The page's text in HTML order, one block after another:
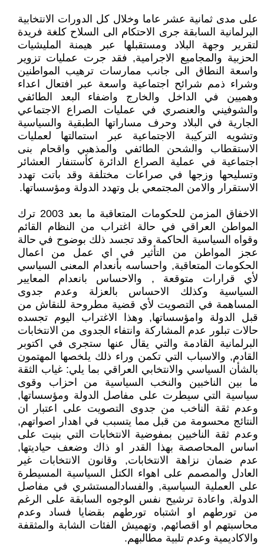
على مدى ثمانية عشر عاما وخلال كل الدورات الانتخابية
البرلمانية السابقة جرى الاحتكام الى السلاح كلغة فريدة
لتقرير وجهة البلاد ومستقبلها عبر هيمنة المليشيات
الحزبية والمجاميع الاجرامية, فقد جرت عمليات تزوير
واسعة النطاق الى جانب ممارسات ترهيب المواطنين
وشراء ذمم شرائح اجتماعية واسعة عبر افتعال اعداء
وهميين في الداخل والخارج واضفاء البعد الطائفي
والشوفيني والعنصري في عمليات الصراع الاجتماعي
الجارية في البلاد وحرف مساراتها الطبقية والسياسية
وتشويه التركيبة الاجتماعية عبر استمالتها لعمليات
الاستقطاب والشحن الطائفي والمذهبي واقحام بنى
اجتماعية في عملية الصراع الدائرة كأستنفار العشائر
وتسليحها وزجها في صراعات مختلفة وقد باتت تهدد
الاستقرار والامن المجتمعي بل وتهدد الدولة ومؤسساتها.
الاخفاق المزمن للحكومات المتعاقبة ما بعد 2003 ترك
المواطن العراقي في حالة اغتراب من النظام القائم
وقواه السياسية الحاكمة وقد تجسد ذلك بوضوح في حالة
عجز المواطن من التأثير في اي عمل من اعمال
الحكومات المتعاقبة, واحساسه بأنعدام المعنى السياسي
لأي قرارات متوقعة , والاحساس بانعدام المعايير
السياسية وكذلك الاحساس بالعزلة وعدم جدوى
المساهمة في التصويت لأي قضية مطروحة للنقاش من
قبل الدولة وامؤسساتها, وهذا الاغتراب اليوم تجسده
حالات تبلور عدم المشاركة وانتفاء الجدوى من الانتخابات
البرلمانية القادمة والتي يقال عنها ستجرى في اكتوبر
القادم, والاسباب التي تكمن وراء ذلك يلخصها المهتمون
بالشأن السياسي والانتخابي العراقي بما يلي: غياب الثقة
ما بين الناخبين والنخب السياسية من احزاب وقوى
سياسية التي سيطرت على مفاصل الدولة ومؤسساتها,
وعدم ثقة الناخب من جدوى التصويت على اعتبار ان
النتائج محسومة من قبل مما يتسبب في اهدار اصواتهم,
وعدم ثقة الناخبين بمفوضية الانتخابات التي بنيت على
اساس المحاصصة بهذا القدر او ذاك وضعف حياديتها,
عدم ضمان نزاهة الانتخابات, وقانون الانتخابات غير
العادل والمصمم على اهواء الكتل السياسية المسيطرة
على العملية السياسية, والفسادالمستشري في مفاصل
الدولة, واعادة ترشيح نفس الوجوه السابقة على الرغم
من تورطهم او اشتباه تورطهم بقضايا فساد وعدم
محاسبتهم او اقصائهم, وتهميش الفئات الشابة والمثقفة
والاكاديمية وعدم تلبية مطالبهم.